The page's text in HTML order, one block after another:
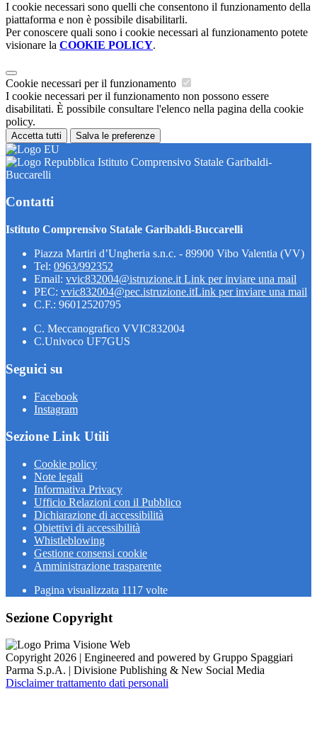
I cookie necessari sono quelli che consentono il funzionamento della
piattaforma e non è possibile disabilitarli.
Per conoscere quali sono i cookie necessari al funzionamento potete
visionare la COOKIE POLICY.
Cookie necessari per il funzionamento
I cookie necessari per il funzionamento non possono essere
disabilitati. È possibile consultare l'elenco nella pagina della cookie
policy.
Accetta tutti Salva le preferenze
Istituto Comprensivo Statale Garibaldi-
Buccarelli
Contatti
Istituto Comprensivo Statale Garibaldi-Buccarelli
Piazza Martiri d’Ungheria s.n.c. - 89900 Vibo Valentia (VV)
Tel: 0963/992352
Email: vvic832004@istruzione.it Link per inviare una mail
PEC: vvic832004@pec.istruzione.itLink per inviare una mail
C.F.: 96012520795
C. Meccanografico VVIC832004
C.Univoco UF7GUS
Seguici su
Facebook
Instagram
Sezione Link Utili
Cookie policy
Note legali
Informativa Privacy
Ufficio Relazioni con il Pubblico
Dichiarazione di accessibilità
Obiettivi di accessibilità
Whistleblowing
Gestione consensi cookie
Amministrazione trasparente
Pagina visualizzata 1117 volte
Sezione Copyright
Copyright 2026 | Engineered and powered by Gruppo Spaggiari
Parma S.p.A. | Divisione Publishing & New Social Media
Disclaimer trattamento dati personali